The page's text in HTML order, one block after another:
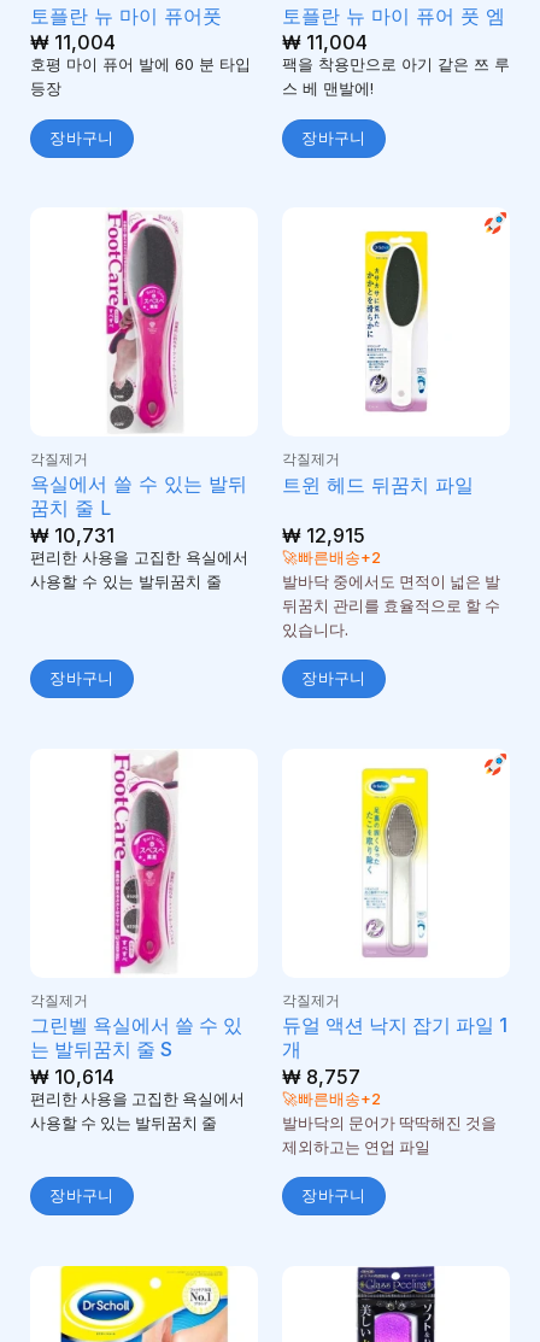
토플란 뉴 마이 퓨어풋
₩11,004
호평 마이 퓨어 발에 60 분 타입
등장
장바구니
토플란 뉴 마이 퓨어 풋 엠
₩11,004
팩을 착용만으로 아기 같은 쯔 루
스 베 맨발에!
장바구니
각질제거
욕실에서 쓸 수 있는 발뒤
꿈치 줄 L
₩10,731
편리한 사용을 고집한 욕실에서
사용할 수 있는 발뒤꿈치 줄
장바구니
각질제거
트윈 헤드 뒤꿈치 파일
₩12,915
🚀빠른배송+2
발바닥 중에서도 면적이 넓은 발
뒤꿈치 관리를 효율적으로 할 수
있습니다.
장바구니
각질제거
그린벨 욕실에서 쓸 수 있
는 발뒤꿈치 줄 S
₩10,614
편리한 사용을 고집한 욕실에서
사용할 수 있는 발뒤꿈치 줄
장바구니
각질제거
듀얼 액션 낙지 잡기 파일 1
개
₩8,757
🚀빠른배송+2
발바닥의 문어가 딱딱해진 것을
제외하고는 연업 파일
장바구니